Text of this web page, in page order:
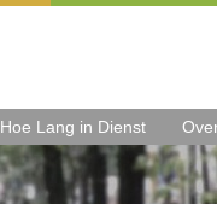
Hoe Lang in Dienst